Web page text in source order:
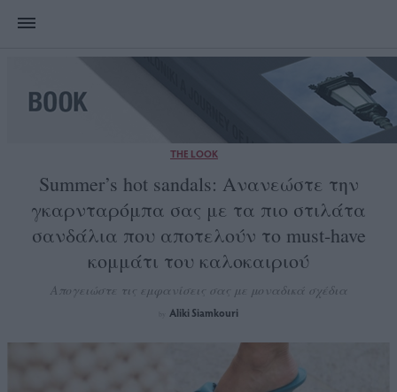
THE LOOK
Summer’s hot sandals: Ανανεώστε την
γκαρνταρόμπα σας με τα πιο στιλάτα
σανδάλια που αποτελούν το must-have
κομμάτι του καλοκαιριού
Απογειώστε τις εμφανίσεις σας με μοναδικά σχέδια
Aliki Siamkouri